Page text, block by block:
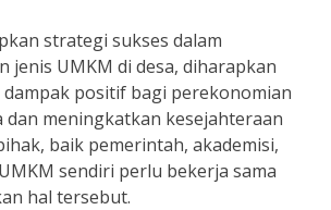
strategi sukses dalam
jenis UMKM di desa, diharapkan
dampak positif bagi perekonomian
dan meningkatkan kesejahteraan
baik pemerintah, akademisi,
sendiri perlu bekerja sama
hal tersebut.